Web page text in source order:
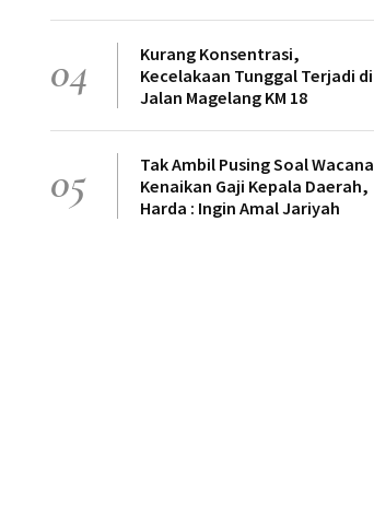
04
Kurang Konsentrasi,
Kecelakaan Tunggal Terjadi di
Jalan Magelang KM 18
05
Tak Ambil Pusing Soal Wacana
Kenaikan Gaji Kepala Daerah,
Harda : Ingin Amal Jariyah